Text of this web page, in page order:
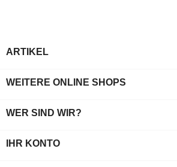
ARTIKEL
WEITERE ONLINE SHOPS
WER SIND WIR?
IHR KONTO